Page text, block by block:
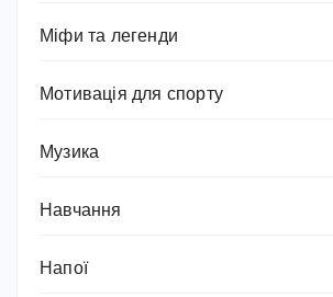
Міфи та легенди
Мотивація для спорту
Музика
Навчання
Напої